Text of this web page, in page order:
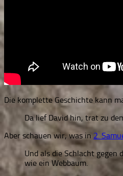
Die komplette Geschichte kann
Da lief David hin, trat zu
Aber schauen wir, was in 2.
Und als die Schlacht gegen
wie ein Webbaum.